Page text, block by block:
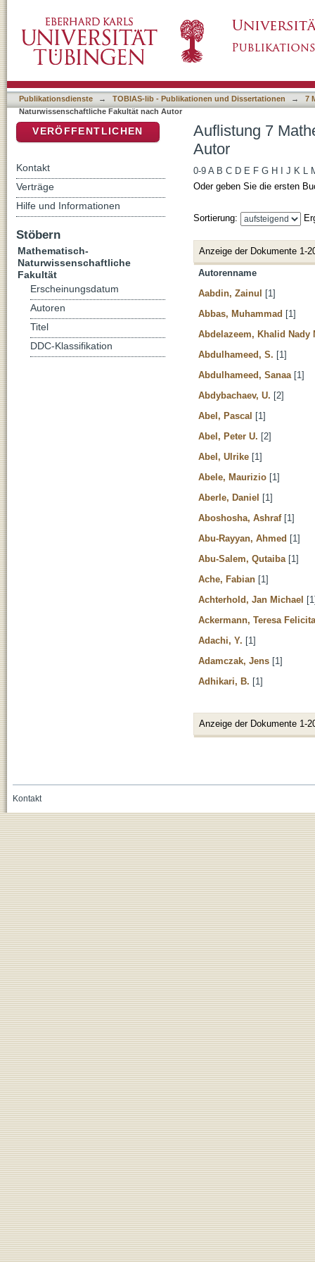
Publikationsdienste → TOBIAS-lib - Publikationen und Dissertationen →
7
Naturwissenschaftliche Fakultät nach Autor
Auflistung 7
Autor
0-9 A B C D E F G H J K L
Oder geben Sie die ersten
Sortierung:
Anzeige der Dokumente 1-
Autorenname
Aabdin, Zainul [1]
Abbas, Muhammad [1]
Abdelazeem, Khalid Nady
Abdulhameed, S. [1]
Abdulhameed, Sanaa [1]
Abdybachaev, U. [2]
Abel, Pascal [1]
Abel, Peter U. [2]
Abel, Ulrike [1]
Abele, Maurizio [1]
Aberle, Daniel [1]
Aboshosha, Ashraf[1]
Abu-Rayyan, Ahmed [1]
Abu-Salem, Qutaiba [1]
Ache, Fabian [1]
Achterhold, Jan Michael
Ackermann, Teresa
Adachi, Y. [1]
Adamczak, Jens [1]
Adhikari, B. [1]
Anzeige der Dokumente 1-
VERÖFFENTLICHEN
Kontakt
Verträge
Hilfe und Informationen
Stöbern
Mathematisch-
Naturwissenschaftliche
Fakultät
Erscheinungsdatum
Autoren
Titel
DDC-Klassifikation
Kontakt